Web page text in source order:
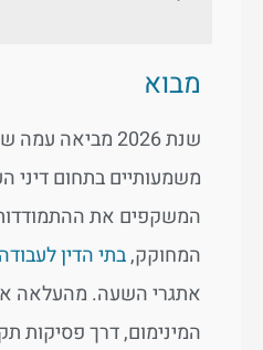
מבוא
שנת 2026 מביאה
משמעותיים בתחום דיני
המשקפים את
המחוקק,בתי הדין לעבודה
אתגרי השעה. מהעלאה
המינימום, דרך פסיקות